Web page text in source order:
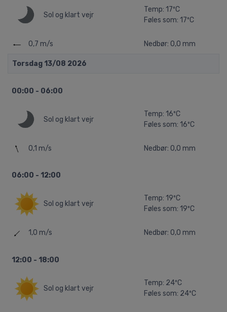
Sol og klart vejr
Temp: 17ºC
Føles som: 17ºC
0,7 m/s Nedbør: 0,0 mm
Torsdag 13/08 2026
00:00 - 06:00
Sol og klart vejr
Temp: 16ºC
Føles som: 16ºC
0,1 m/s Nedbør: 0,0 mm
06:00 - 12:00
Sol og klart vejr
Temp: 19ºC
Føles som: 19ºC
1,0 m/s Nedbør: 0,0 mm
12:00 - 18:00
Sol og klart vejr
Temp: 24ºC
Føles som: 24ºC